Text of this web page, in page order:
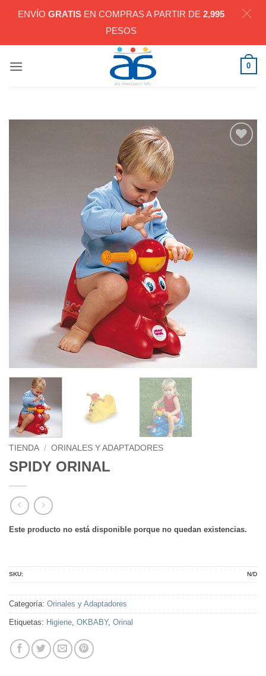
0
TIENDA / ORINALES Y ADAPTADORES
SPIDY ORINAL
Este producto no está disponible porque no quedan existencias.
SKU: N/D
Categoría: Orinales y Adaptadores
Etiquetas: Higiene, OKBABY, Orinal
ENVÍO GRATIS EN COMPRAS A PARTIR DE 2,995
PESOS